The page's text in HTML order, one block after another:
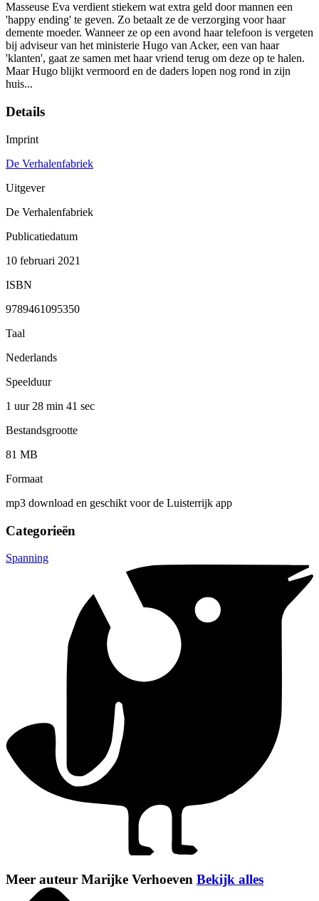
Masseuse Eva verdient stiekem wat extra geld door mannen een
'happy ending' te geven. Zo betaalt ze de verzorging voor haar
demente moeder. Wanneer ze op een avond haar telefoon is vergeten
bij adviseur van het ministerie Hugo van Acker, een van haar
'klanten', gaat ze samen met haar vriend terug om deze op te halen.
Maar Hugo blijkt vermoord en de daders lopen nog rond in zijn
huis...
Details
Imprint
De Verhalenfabriek
Uitgever
De Verhalenfabriek
Publicatiedatum
10 februari 2021
ISBN
9789461095350
Taal
Nederlands
Speelduur
1 uur 28 min 41 sec
Bestandsgrootte
81 MB
Formaat
mp3 download en geschikt voor de Luisterrijk app
Categorieën
Spanning
Meer auteur Marijke Verhoeven Bekijk alles